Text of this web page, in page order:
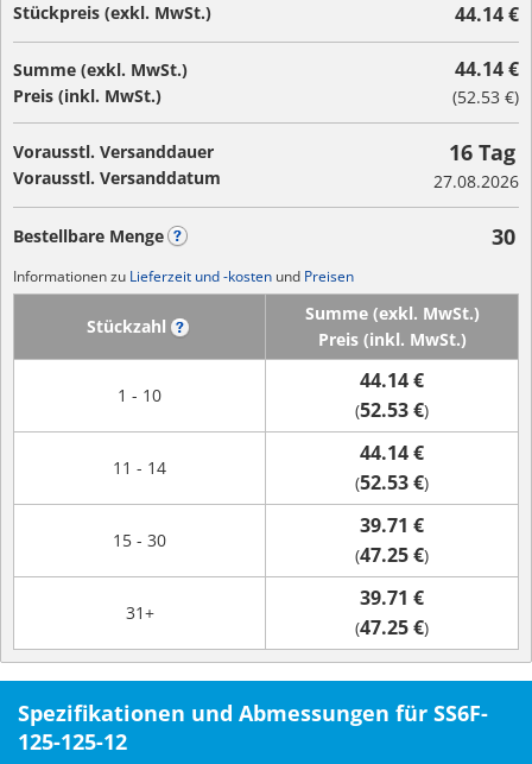
Stückpreis (exkl. MwSt.) 44.14 €
Summe (exkl. MwSt.)
Preis (inkl. MwSt.)
44.14 €
(52.53 €)
Vorausstl. Versanddauer
Vorausstl. Versanddatum
16 Tag
27.08.2026
Bestellbare Menge 30
Informationen zu Lieferzeit und -kosten und Preisen
Stückzahl
Summe (exkl. MwSt.)
Preis (inkl. MwSt.)
1 - 10
44.14 €
(52.53 €)
11 - 14
44.14 €
(52.53 €)
15 - 30
39.71 €
(47.25 €)
31+
39.71 €
(47.25 €)
Spezifikationen und Abmessungen für SS6F-
125-125-12